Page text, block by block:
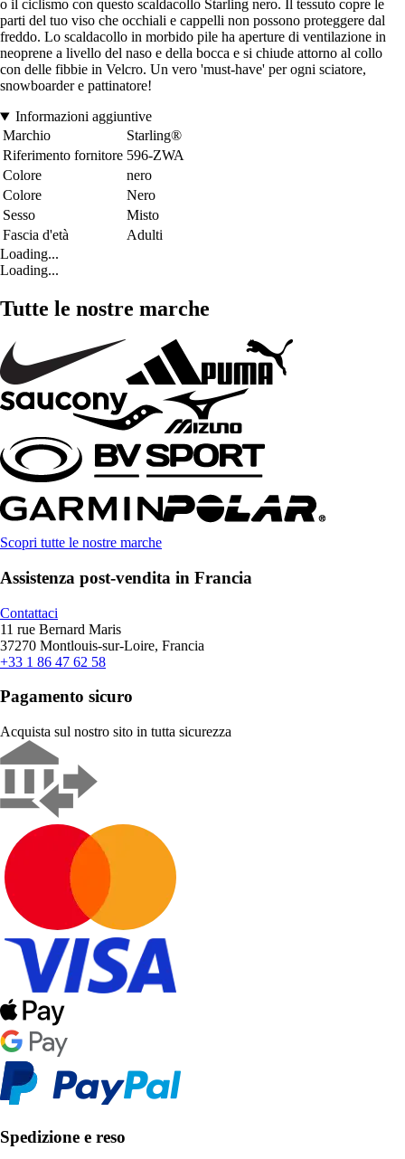
o il ciclismo con questo scaldacollo Starling nero. Il tessuto copre le
parti del tuo viso che occhiali e cappelli non possono proteggere dal
freddo. Lo scaldacollo in morbido pile ha aperture di ventilazione in
neoprene a livello del naso e della bocca e si chiude attorno al collo
con delle fibbie in Velcro. Un vero 'must-have' per ogni sciatore,
snowboarder e pattinatore!
Informazioni aggiuntive
Marchio
Starling®
Riferimento fornitore 596-ZWA
Colore
nero
Colore
Nero
Sesso
Misto
Fascia d'età
Adulti
Loading...
Loading...
Tutte le nostre marche
Scopri tutte le nostre marche
Assistenza post-vendita in Francia
Contattaci
11 rue Bernard Maris
37270 Montlouis-sur-Loire, Francia
+33 1 86 47 62 58
Pagamento sicuro
Acquista sul nostro sito in tutta sicurezza
Spedizione e reso